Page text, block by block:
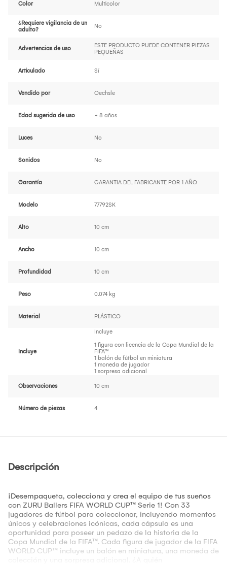
Color Multicolor
¿Requiere vigilancia de un
adulto?
No
Advertencias de uso
ESTE PRODUCTO PUEDE CONTENER PIEZAS
PEQUEÑAS
Articulado Sí
Vendido por Oechsle
Edad sugerida de uso + 8 años
Luces No
Sonidos No
Garantía GARANTIA DEL FABRICANTE POR 1 AÑO
Modelo 77792SK
Alto 10 cm
Ancho 10 cm
Profundidad 10 cm
Peso 0.074 kg
Material PLÁSTICO
Incluye
Incluye
1 figura con licencia de la Copa Mundial de la
FIFA™
1 balón de fútbol en miniatura
1 moneda de jugador
1 sorpresa adicional
Observaciones 10 cm
Número de piezas 4
Descripción
¡Desempaqueta, colecciona y crea el equipo de tus sueños
con ZURU Ballers FIFA WORLD CUP™ Serie 1! Con 33
jugadores de fútbol para coleccionar, incluyendo momentos
únicos y celebraciones icónicas, cada cápsula es una
oportunidad para poseer un pedazo de la historia de la
Copa Mundial de la FIFA™. Cada figura de jugador de la FIFA
WORLD CUP™ incluye un balón en miniatura, una moneda de